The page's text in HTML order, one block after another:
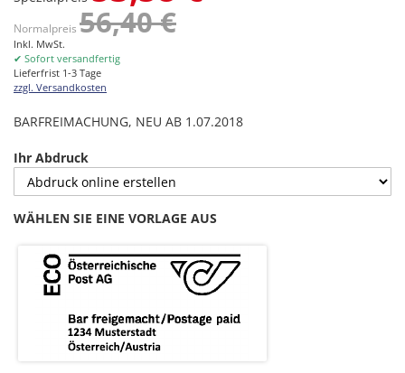
springen
Normalpreis 56,40 €
Inkl. MwSt.
✔ Sofort versandfertig
Lieferfrist 1-3 Tage
zzgl. Versandkosten
BARFREIMACHUNG, NEU AB 1.07.2018
Ihr Abdruck
WÄHLEN SIE EINE VORLAGE AUS